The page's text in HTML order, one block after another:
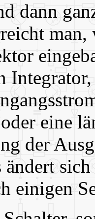
dann
eine
der
ändert
einigen